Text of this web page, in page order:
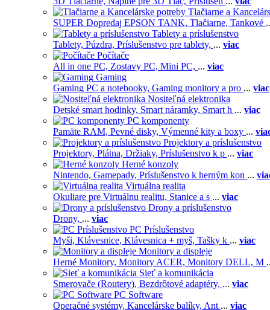
Tlačiarne a
SUPER Dopredaj EPSON TANK, Tlačiarne, Tankové
Tablety a príslušenstvo
Tablety, Púzdra, Príslušenstvo pre tablety, ... viac
Počítače
All in one PC, Zostavy PC, Mini PC, ... viac
Gaming
Gaming PC a notebooky, Gaming monitory a pro ... viac
Nositeľná elektronika
Detské smart hodinky, Smart náramky, Smart h ... viac
PC komponenty
Pamäte RAM, Pevné disky, Výmenné kity a boxy ...
Projektory a príslušenstvo
Projektory, Plátna, Držiaky, Príslušenstvo k p ... viac
Herné konzoly
Nintendo, Gamepady, Príslušenstvo k herným kon ...
Virtuálna realita
Okuliare pre Virtuálnu realitu, Stanice a s ... viac
Drony a príslušenstvo
Drony, ... viac
PC Príslušenstvo
Myši, Klávesnice, Klávesnica + myš, Tašky k ... viac
Monitory a displeje
Herné Monitory, Monitory ACER, Monitory DELL, M
Sieť a komunikácia
Smerovače (Routery), Bezdrôtové adaptéry, ... viac
PC Software
Operačné systémy, Kancelárske balíky, Ant ... viac